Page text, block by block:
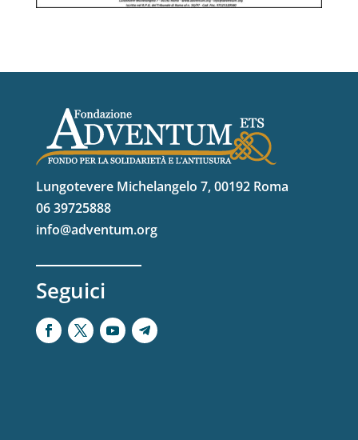
Lungotevere Michelangelo 7, 00192 Roma
06 39725888
info@adventum.org
Seguici